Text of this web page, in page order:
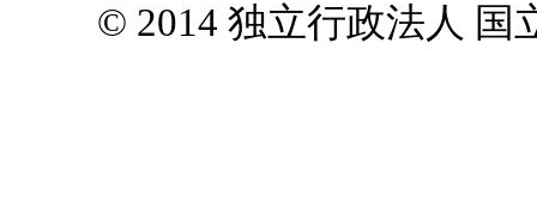
© 2014 独立行政法人 国